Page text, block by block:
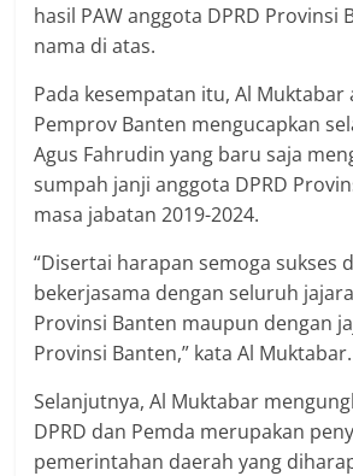
hasil PAW anggota DPRD Provinsi
nama di atas.
Pada kesempatan itu, Al Muktabar
Pemprov Banten mengucapkan
Agus Fahrudin yang baru saja
sumpah janji anggota DPRD
masa jabatan 2019-2024.
“Disertai harapan semoga sukses
bekerjasama dengan seluruh
Provinsi Banten maupun dengan
Provinsi Banten,” kata Al Muktabar.
Selanjutnya, Al Muktabar
DPRD dan Pemda merupakan
pemerintahan daerah yang